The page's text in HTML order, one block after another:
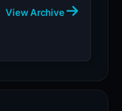
View Archive